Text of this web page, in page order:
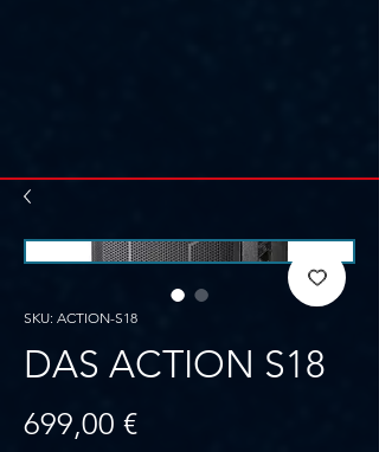
SKU: ACTION-S18
DAS ACTION S18
699,00 €Prezzo